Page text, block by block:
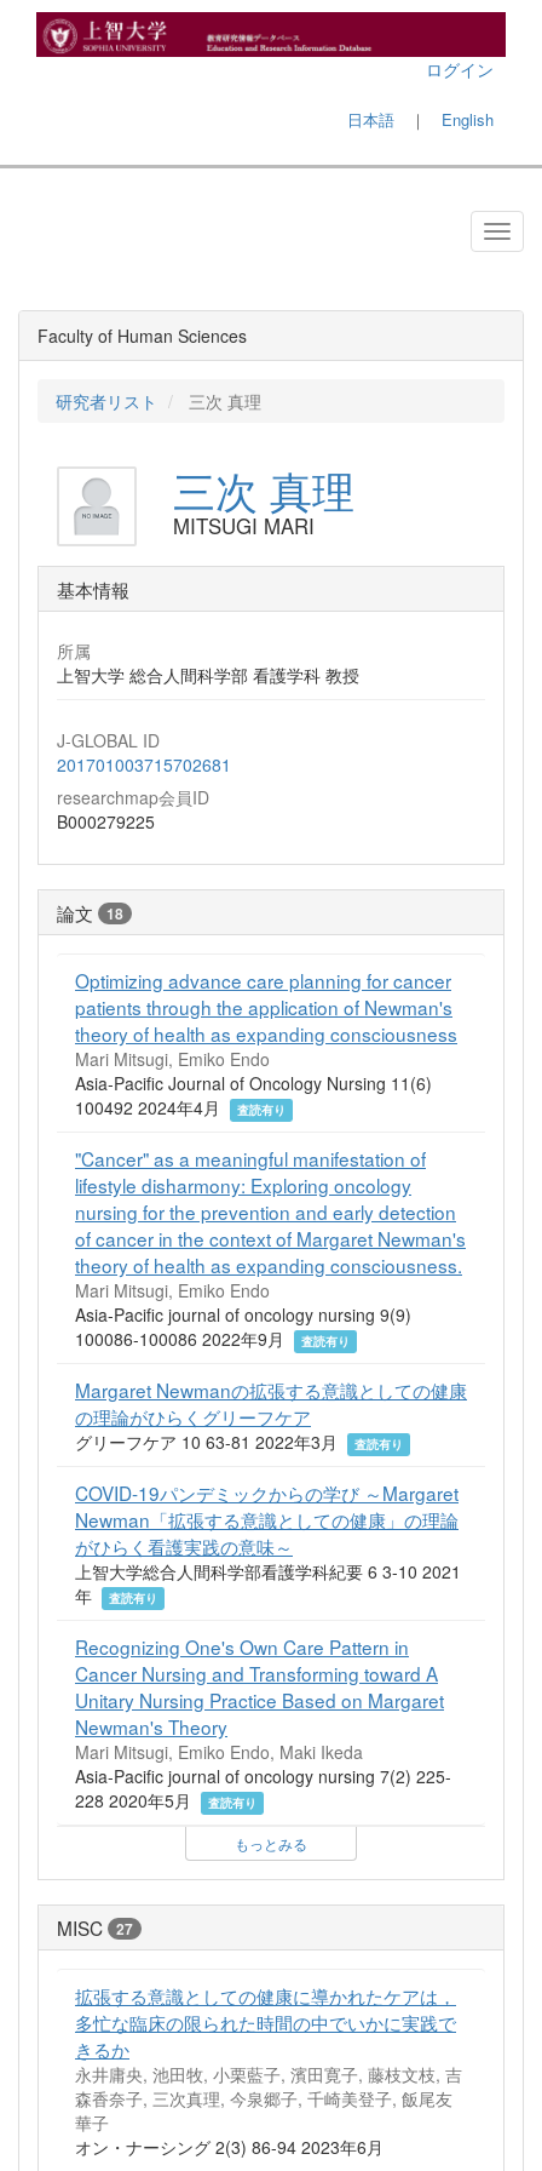
ログイン
日本語 ｜ English
Faculty of Human Sciences
研究者リスト 三次 真理
三次 真理
MITSUGI MARI
基本情報
所属
上智大学 総合人間科学部 看護学科 教授
J-GLOBAL ID
201701003715702681
researchmap会員ID
B000279225
論文 18
Optimizing advance care planning for cancer
patients through the application of Newman's
theory of health as expanding consciousness
Mari Mitsugi, Emiko Endo
Asia‑Pacific Journal of Oncology Nursing 11(6)
100492 2024年4月
査読有り
"Cancer" as a meaningful manifestation of
lifestyle disharmony: Exploring oncology
nursing for the prevention and early detection
of cancer in the context of Margaret Newman's
theory of health as expanding consciousness.
Mari Mitsugi, Emiko Endo
Asia-Pacific journal of oncology nursing 9(9)
100086-100086 2022年9月
査読有り
Margaret Newmanの拡張する意識としての健康
の理論がひらくグリーフケア
グリーフケア 10 63-81 2022年3月 査読有り
COVID-19パンデミックからの学び ～Margaret
Newman「拡張する意識としての健康」の理論
がひらく看護実践の意味～
上智大学総合人間科学部看護学科紀要 6 3-10 2021
年
査読有り
Recognizing One's Own Care Pattern in
Cancer Nursing and Transforming toward A
Unitary Nursing Practice Based on Margaret
Newman's Theory
Mari Mitsugi, Emiko Endo, Maki Ikeda
Asia-Pacific journal of oncology nursing 7(2) 225-
228 2020年5月
査読有り
もっとみる
MISC 27
拡張する意識としての健康に導かれたケアは，
多忙な臨床の限られた時間の中でいかに実践で
きるか
永井庸央, 池田牧, 小栗藍子, 濱田寛子, 藤枝文枝, 吉
森香奈子, 三次真理, 今泉郷子, 千崎美登子, 飯尾友
華子
オン・ナーシング 2(3) 86-94 2023年6月